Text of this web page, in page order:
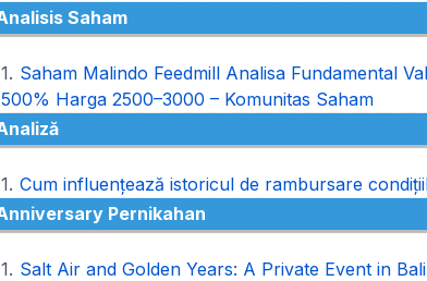
Analisis Saham
Saham Malindo Feedmill Analisa Fundamental
500% Harga 2500–3000 – Komunitas Saham
Analiză
Cum influențează istoricul de rambursare
Anniversary Pernikahan
Salt Air and Golden Years: A Private Event in